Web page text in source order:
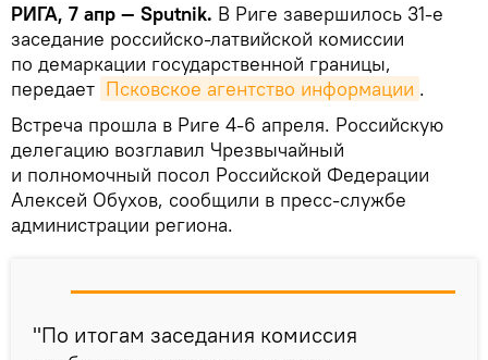
РИГА, 7 апр — Sputnik. В Риге завершилось 31-е
заседание российско-латвийской комиссии
по демаркации государственной границы,
передает Псковское агентство информации .
Встреча прошла в Риге 4-6 апреля. Российскую
делегацию возглавил Чрезвычайный
и полномочный посол Российской Федерации
Алексей Обухов, сообщили в пресс-службе
администрации региона.
"По итогам заседания комиссия